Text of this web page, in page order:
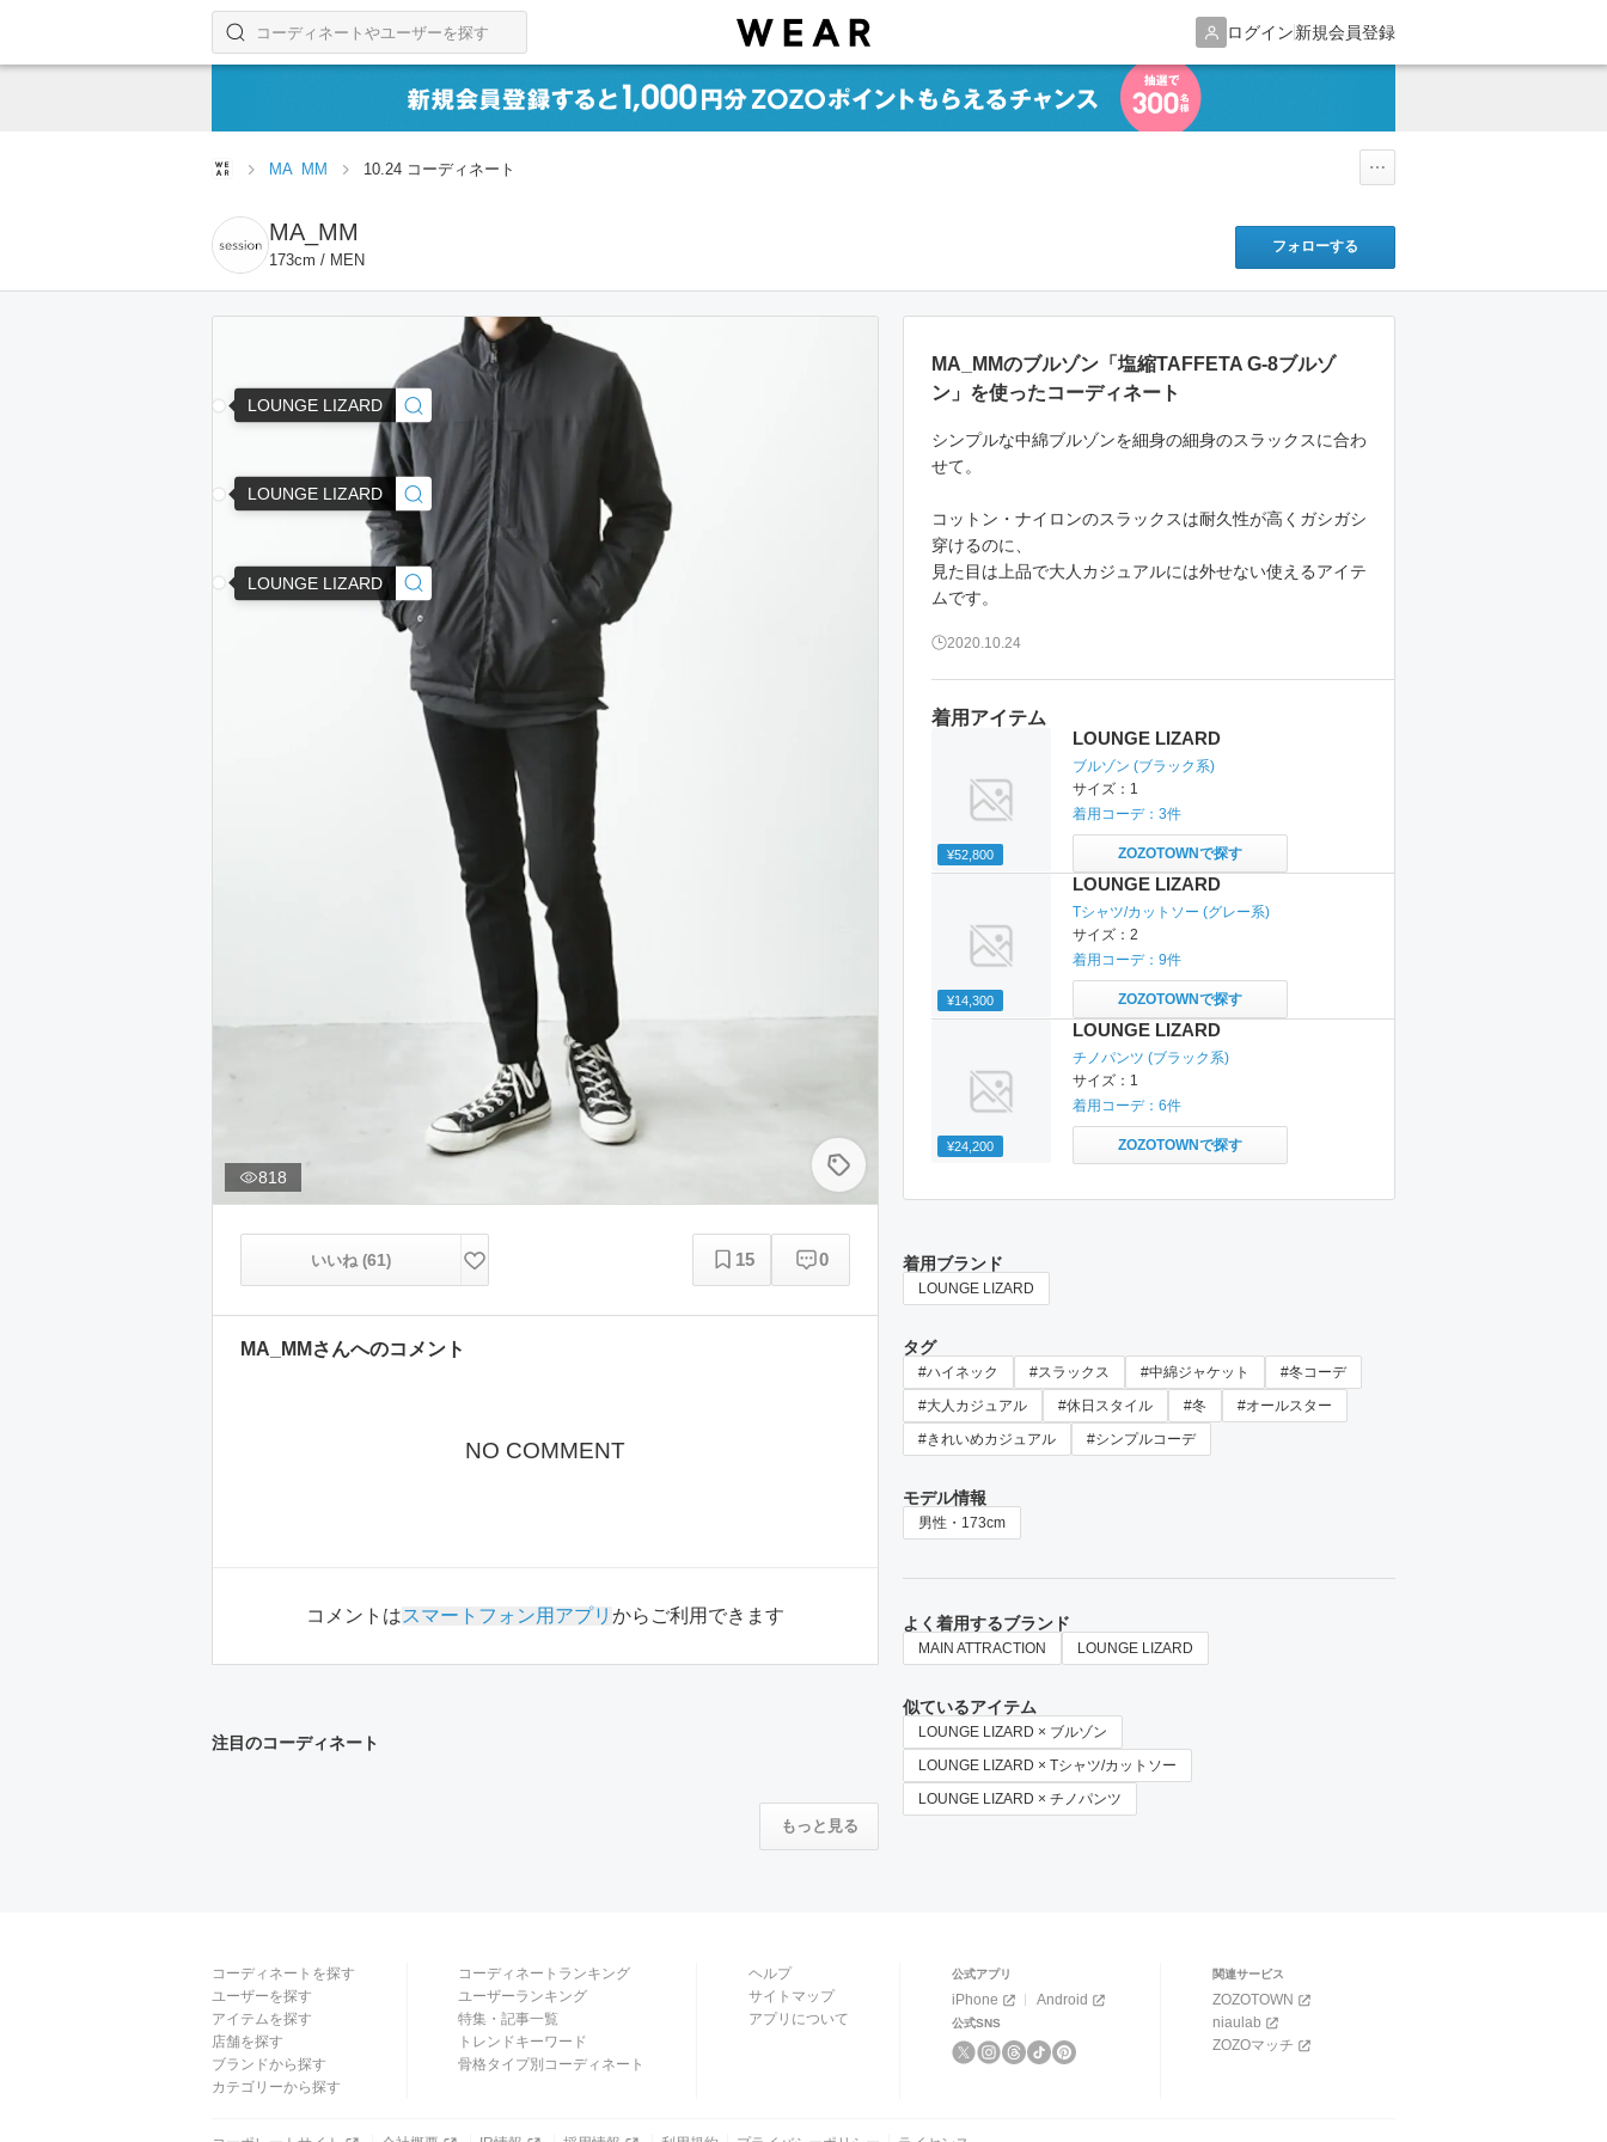
ログイン新規会員登録
コーディネートやユーザーを探す
検索する
MA_MM 10.24 コーディネート
MA_MM
173cm / MEN
フォローする
LOUNGE LIZARD
LOUNGE LIZARD
LOUNGE LIZARD
818
いいね (61) 15 0
MA_MM さんへのコメント
NO COMMENT
コメントはスマートフォン用アプリ からご利用できます
着用アイテム
¥52,800
LOUNGE LIZARD
ブルゾン (ブラック系)
サイズ： 1
着用コーデ： 3件
ZOZOTOWNで探す
¥14,300
LOUNGE LIZARD
Tシャツ/カットソー (グレー系)
サイズ： 2
着用コーデ： 9件
ZOZOTOWNで探す
¥24,200
LOUNGE LIZARD
チノパンツ (ブラック系)
サイズ： 1
着用コーデ： 6件
ZOZOTOWNで探す
MA_MMのブルゾン「塩縮TAFFETA G-8ブルゾ
ン」を使ったコーディネート
シンプルな中綿ブルゾンを細身の細身のスラックスに合わ
せて。
コットン・ナイロンのスラックスは耐久性が高くガシガシ
穿けるのに、
見た目は上品で大人カジュアルには外せない使えるアイテ
ムです。
2020.10.24
着用ブランド
LOUNGE LIZARD
タグ
#ハイネック #スラックス #中綿ジャケット
#冬コーデ
#大人カジュアル
#休日スタイル #冬
#オールスター
#きれいめカジュアル
#シンプルコーデ
モデル情報
男性・173cm
よく着用するブランド
MAIN ATTRACTION LOUNGE LIZARD
似ているアイテム
LOUNGE LIZARD × ブルゾン
LOUNGE LIZARD × Tシャツ/カットソー
LOUNGE LIZARD × チノパンツ
注目のコーディネート
もっと見る
コーディネートを探す
ユーザーを探す
アイテムを探す
店舗を探す
ブランドから探す
カテゴリーから探す
コーディネートランキング
ユーザーランキング
特集・記事一覧
トレンドキーワード
骨格タイプ別コーディネート
ヘルプ
サイトマップ
アプリについて
公式アプリ
iPhone Android
公式SNS
関連サービス
ZOZOTOWN
niaulab
ZOZOマッチ